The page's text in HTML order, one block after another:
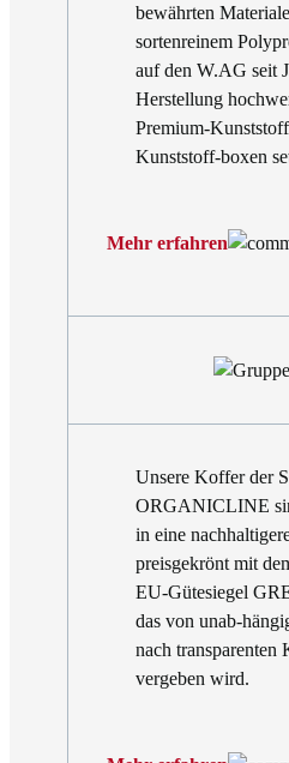
bewährten
sortenreinem
auf den W.AG seit
Herstellung
Premium-
Kunststoff-boxen
Mehr erfahren
Unsere Koffer der
ORGANICLINE
in eine
preisgekrönt mit
EU-Gütesiegel
das von unab-
nach transparenten
vergeben wird.